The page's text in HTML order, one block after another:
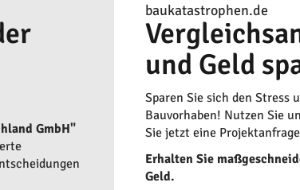
GmbH"
baukatastrophen.de
und Geld
Sparen Sie sich den Stress
Bauvorhaben! Nutzen Sie
Sie jetzt eine
Erhalten Sie
Geld.